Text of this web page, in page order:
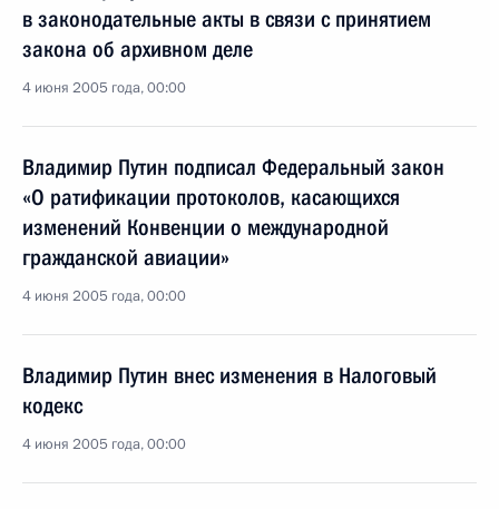
в законодательные акты в связи с принятием
закона об архивном деле
4 июня 2005 года, 00:00
Владимир Путин подписал Федеральный закон
«О ратификации протоколов, касающихся
изменений Конвенции о международной
гражданской авиации»
4 июня 2005 года, 00:00
Владимир Путин внес изменения в Налоговый
кодекс
4 июня 2005 года, 00:00